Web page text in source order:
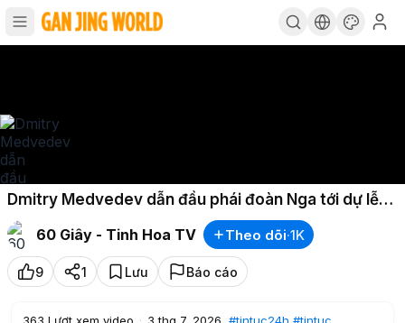
Dmitry Medvedev dẫn đầu phái đoàn Nga tới dự lễ
tang Ali Khamenei
60 Giây - Tinh Hoa TV
Theo dõi·1K
9 1 Lưu Báo cáo